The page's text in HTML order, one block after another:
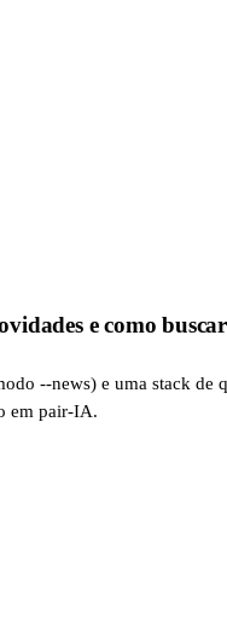
e como
--news) e uma stack de
em pair-IA.